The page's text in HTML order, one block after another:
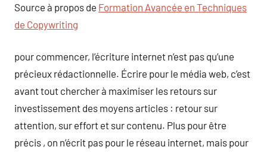
Source à propos de Formation Avancée en Techniques
de Copywriting
pour commencer, l’écriture internet n’est pas qu’une
précieux rédactionnelle. Écrire pour le média web, c’est
avant tout chercher à maximiser les retours sur
investissement des moyens articles : retour sur
attention, sur effort et sur contenu. Plus pour être
précis , on n’écrit pas pour le réseau internet, mais pour